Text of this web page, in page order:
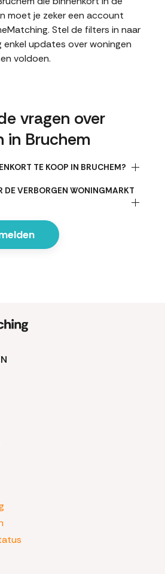
moet je zeker een account
Stel de filters in naar
enkel updates over woningen
voldoen.
vragen over
in Bruchem
TE KOOP IN BRUCHEM?
DE VERBORGEN WONINGMARKT